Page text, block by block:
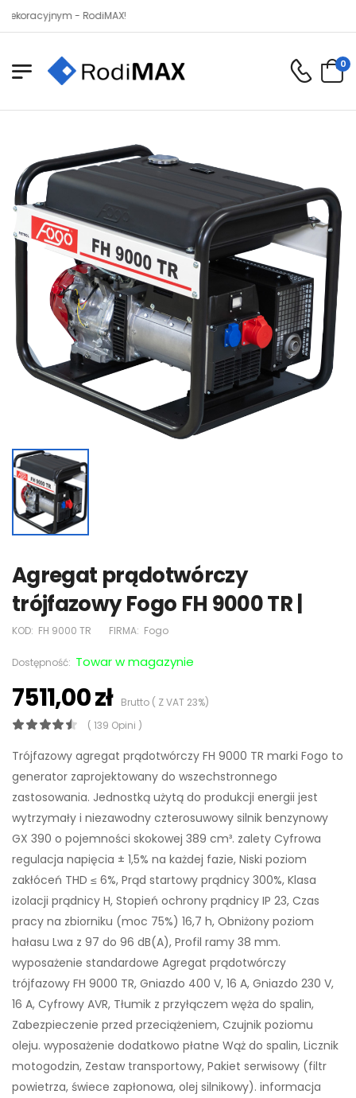
- RodiMAX!
0
Agregat prądotwórczy
trójfazowy Fogo FH 9000 TR |
KOD: FH 9000 TR FIRMA: Fogo
Dostępność: Towar w magazynie
7511,00 złBrutto ( Z VAT 23%)
( 139 Opini )
Trójfazowy agregat prądotwórczy FH 9000 TR marki Fogo to
generator zaprojektowany do wszechstronnego
zastosowania. Jednostką użytą do produkcji energii jest
wytrzymały i niezawodny czterosuwowy silnik benzynowy
GX 390 o pojemności skokowej 389 cm³. zalety Cyfrowa
regulacja napięcia ± 1,5% na każdej fazie, Niski poziom
zakłóceń THD ≤ 6%, Prąd startowy prądnicy 300%, Klasa
izolacji prądnicy H, Stopień ochrony prądnicy IP 23, Czas
pracy na zbiorniku (moc 75%) 16,7 h, Obniżony poziom
hałasu Lwa z 97 do 96 dB(A), Profil ramy 38 mm.
wyposażenie standardowe Agregat prądotwórczy
trójfazowy FH 9000 TR, Gniazdo 400 V, 16 A, Gniazdo 230 V,
16 A, Cyfrowy AVR, Tłumik z przyłączem węża do spalin,
Zabezpieczenie przed przeciążeniem, Czujnik poziomu
oleju. wyposażenie dodatkowo płatne Wąż do spalin, Licznik
motogodzin, Zestaw transportowy, Pakiet serwisowy (filtr
powietrza, świece zapłonowa, olej silnikowy). informacja